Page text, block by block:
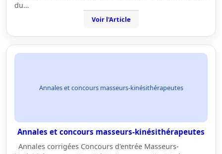
du…
Voir l'Article
Annales et concours masseurs-kinésithérapeutes
Annales et concours masseurs-kinésithérapeutes
Annales corrigées Concours d'entrée Masseurs-